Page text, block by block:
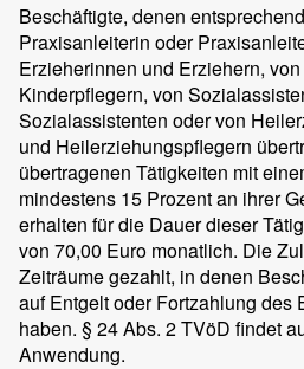
Beschäftigte, denen
Praxisanleiterin oder
Erzieherinnen und Erziehern,
Kinderpflegern, von
Sozialassistenten oder von
und Heilerziehungspflegern
übertragenen Tätigkeiten mit
mindestens 15 Prozent an ihrer
erhalten für die Dauer dieser
von 70,00 Euro monatlich. Die
Zeiträume gezahlt, in denen
auf Entgelt oder Fortzahlung des
haben. § 24 Abs. 2 TVöD findet
Anwendung.